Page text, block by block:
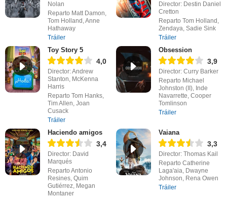
Nolan
Reparto Matt Damon,
Tom Holland, Anne
Hathaway
Tráiler
Director: Destin Daniel
Cretton
Reparto Tom Holland,
Zendaya, Sadie Sink
Tráiler
Toy Story 5
4,0
Director: Andrew
Stanton, McKenna
Harris
Reparto Tom Hanks,
Tim Allen, Joan
Cusack
Tráiler
Obsession
3,9
Director: Curry Barker
Reparto Michael
Johnston (II), Inde
Navarrette, Cooper
Tomlinson
Tráiler
Haciendo amigos
3,4
Director: David
Marqués
Reparto Antonio
Resines, Quim
Gutiérrez, Megan
Montaner
Vaiana
3,3
Director: Thomas Kail
Reparto Catherine
Laga'aia, Dwayne
Johnson, Rena Owen
Tráiler